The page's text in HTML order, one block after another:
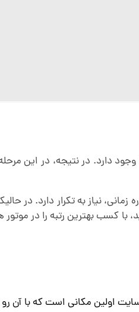
دارد. در نتیجه، در این
نیاز به تکرار دارد. در
با کسب بهترین رتبه را در
اولین مکانی است که با آن